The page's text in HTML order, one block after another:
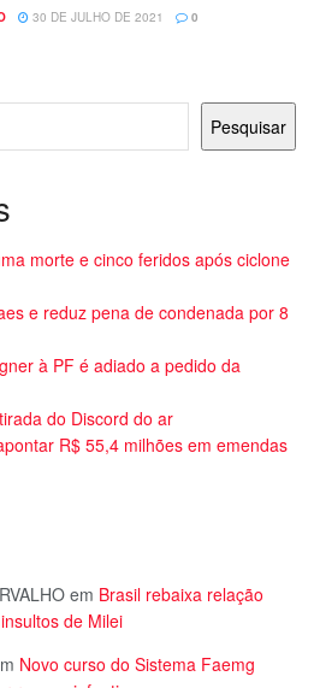
30 DE JULHO DE 2021 0
Pesquisar
morte e cinco feridos após ciclone
e reduz pena de condenada por 8
à PF é adiado a pedido da
do Discord do ar
R$ 55,4 milhões em emendas
em Brasil rebaixa relação
de Milei
Novo curso do Sistema Faemg